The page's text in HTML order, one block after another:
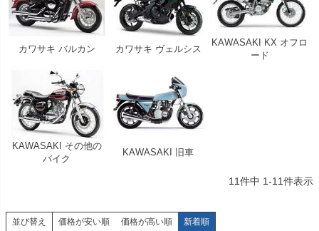
カワサキ バルカン カワサキ ヴェルシス
KAWASAKI KX オフロ
ード
KAWASAKI その他の
バイク
KAWASAKI 旧車
11件中 1-11件表示
並び替え 価格が安い順 価格が高い順 新着順